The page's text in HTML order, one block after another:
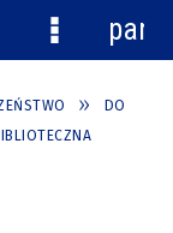
DO
Menu
panel